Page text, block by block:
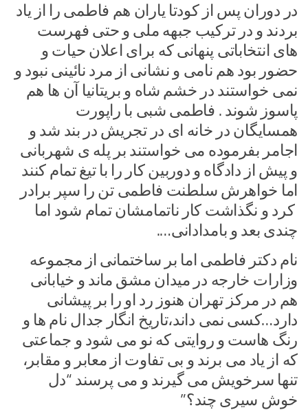
در دوران پس از کودتا یاران هم فاطمی را از یاد
بردند و در ترکیب جبهه ملی و حتی فهرست
های انتخاباتی پنهانی که برای اعلان حیات و
حضور بود هم نامی و نشانی از مرد نائینی نبود و
نمی خواستند در خشم شاه و بریتانیا آن ها هم
پاسوز شوند . فاطمی شبی با راپورت
همسایگان در خانه ای در تجریش در بند شد و
اجامر بفرموده می خواستند بر پله ی شهربانی
و پیش از دادگاه و دوربین کار را با تیغ تمام کنند
اما خواهرش سلطنت فاطمی تن را سپر برادر
کرد و نگذاشت کار ناتمامشان تمام شود اما
چندی بعد و بامدادانی….
نام دکتر فاطمی اما بر ساختمانی از مجموعه
وزارات خارجه در میدان مشق ماند و خیابانی
هم در مرکز تهران هنوز رد او را بر پیشانی
دارد…کسی نمی داند،تاریخ انگار جدال نام ها و
رنگ هاست و روایتی که نو می شود و جماعتی
که از یاد می برند و بی تفاوت از معابر و مقابر،
تنها سرخویش می گیرند و می پرسند “دل
خوش سیری چند؟”